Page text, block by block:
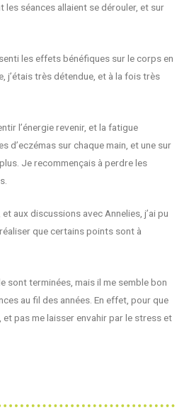
les séances allaient se dérouler, et sur
les effets bénéfiques sur le corps en
j’étais très détendue, et à la fois très
l’énergie revenir, et la fatigue
d’eczémas sur chaque main, et une sur
Je recommençais à perdre les
aux discussions avec Annelies, j’ai pu
que certains points sont à
sont terminées, mais il me semble bon
au fil des années. En effet, pour que
et pas me laisser envahir par le stress et